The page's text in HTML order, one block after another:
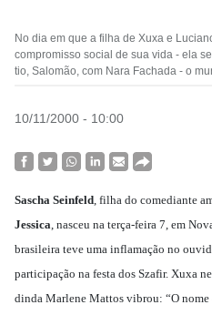
No dia em que a filha de Xuxa e
compromisso social de sua vida - ela
tio, Salomão, com Nara Fachada - o
10/11/2000 - 10:00
Sascha Seinfeld, filha do comediante
Jessica, nasceu na terça-feira 7, em
brasileira teve uma inflamação no
participação na festa dos Szafir. Xuxa
dinda Marlene Mattos vibrou: “O